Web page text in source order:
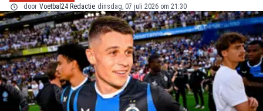
door Voetbal24 Redactie dinsdag, 07 juli 2026 om 21:30